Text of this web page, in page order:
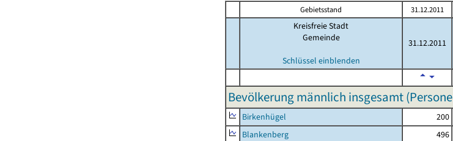
Gebietsstand 31.12.2011
Kreisfreie Stadt
Gemeinde
Schlüssel einblenden
31.12.2011
Bevölkerung männlich insgesamt
Birkenhügel 200
Blankenberg
496